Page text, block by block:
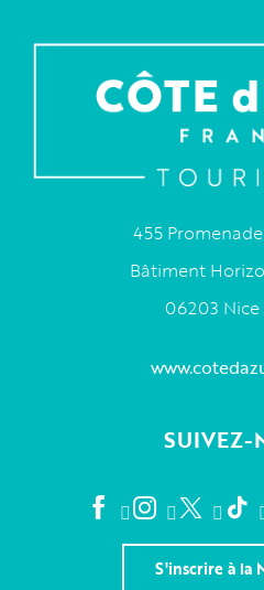
455
Bâtiment
06203 Nice
SUIVEZ-
S'inscrire à la